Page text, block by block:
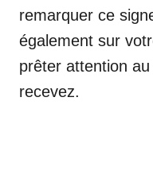
remarquer ce
également sur
prêter attention
recevez.